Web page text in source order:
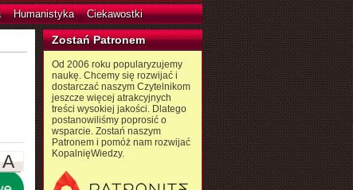
Humanistyka Ciekawostki
A
Zostań Patronem
Od 2006 roku popularyzujemy
naukę. Chcemy się rozwijać i
dostarczać naszym Czytelnikom
jeszcze więcej atrakcyjnych
treści wysokiej jakości. Dlatego
postanowiliśmy poprosić o
wsparcie. Zostań naszym
Patronem i pomóż nam rozwijać
KopalnięWiedzy.